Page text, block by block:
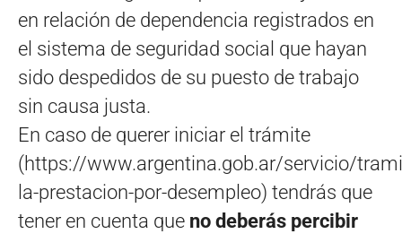
en relación de dependencia registrados en
el sistema de seguridad social que hayan
sido despedidos de su puesto de trabajo
sin causa justa.
En caso de querer iniciar el trámite
(https://www.argentina.gob.ar/servicio/
la-prestacion-por-desempleo) tendrás que
tener en cuenta que no deberás percibir